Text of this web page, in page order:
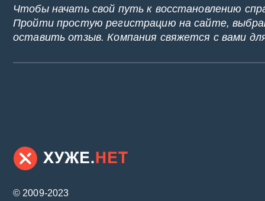
Чтобы начать свой путь к восстановлению
Пройти простую регистрацию на сайте,
оставить отзыв. Компания свяжется с вами
© 2009-2023